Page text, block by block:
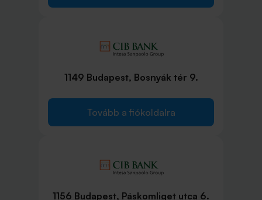
1149 Budapest, Bosnyák tér 9.
Tovább a fiókoldalra
1156 Budapest, Páskomliget utca 6.